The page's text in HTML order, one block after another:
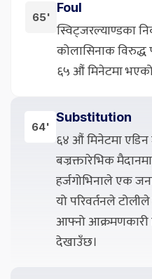
65'
Foul
स्विट्जरल्याण्डका
कोलासिनाक
६५ औं मिनेटमा
64'
Substitution
६४ औं मिनेटमा
बज्रक्तारेभिक
हर्जगोभिनाले एक
यो परिवर्तनले
आफ्नो
देखाउँछ।